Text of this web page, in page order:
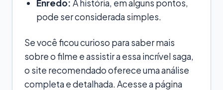
Enredo: A história, em alguns pontos,
pode ser considerada simples.
Se você ficou curioso para saber mais
sobre o filme e assistir a essa incrível saga,
o site recomendado oferece uma análise
completa e detalhada. Acesse a página